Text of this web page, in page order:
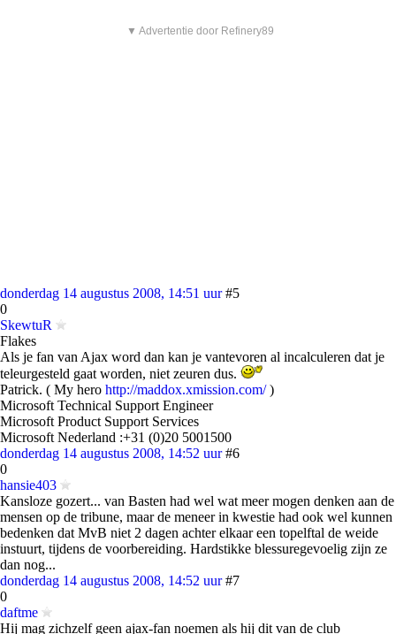
▼ Advertentie door Refinery89
donderdag 14 augustus 2008, 14:51 uur #5
0
SkewtuR
Flakes
Als je fan van Ajax word dan kan je vantevoren al incalculeren dat je
teleurgesteld gaat worden, niet zeuren dus.
Patrick. ( My hero http://maddox.xmission.com/)
Microsoft Technical Support Engineer
Microsoft Product Support Services
Microsoft Nederland :+31 (0)20 5001500
donderdag 14 augustus 2008, 14:52 uur #6
0
hansie403
Kansloze gozert... van Basten had wel wat meer mogen denken aan de
mensen op de tribune, maar de meneer in kwestie had ook wel kunnen
bedenken dat MvB niet 2 dagen achter elkaar een topelftal de weide
instuurt, tijdens de voorbereiding. Hardstikke blessuregevoelig zijn ze
dan nog...
donderdag 14 augustus 2008, 14:52 uur #7
0
daftme
Hij mag zichzelf geen ajax-fan noemen als hij dit van de club